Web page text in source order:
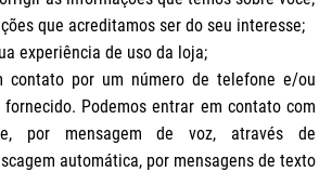
que acreditamos ser do seu interesse;
experiência de uso da loja;
contato por um número de telefone e/ou
Podemos entrar em contato com
por mensagem de voz, através de
automática, por mensagens de texto